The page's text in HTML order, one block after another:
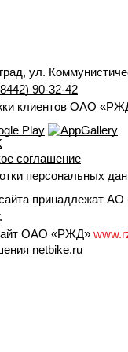
ул.
90-32-42
клиентов ОАО
соглашение
персональных
принадлежат АО
ОАО «РЖД»